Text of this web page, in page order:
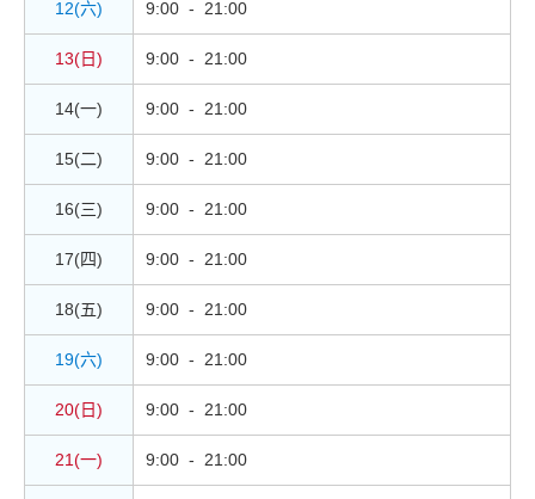
12(六) 9:00 - 21:00
13(日) 9:00 - 21:00
14(一) 9:00 - 21:00
15(二) 9:00 - 21:00
16(三) 9:00 - 21:00
17(四) 9:00 - 21:00
18(五) 9:00 - 21:00
19(六) 9:00 - 21:00
20(日) 9:00 - 21:00
21(一) 9:00 - 21:00